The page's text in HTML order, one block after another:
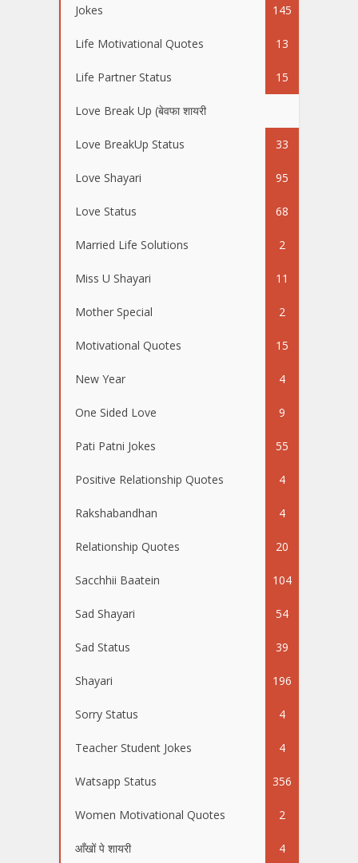
Jokes 145
Life Motivational Quotes 13
Life Partner Status 15
Love Break Up (बेवफा शायरी
Love BreakUp Status 33
Love Shayari 95
Love Status 68
Married Life Solutions 2
Miss U Shayari 11
Mother Special 2
Motivational Quotes 15
New Year 4
One Sided Love 9
Pati Patni Jokes 55
Positive Relationship Quotes 4
Rakshabandhan 4
Relationship Quotes 20
Sacchhii Baatein 104
Sad Shayari 54
Sad Status 39
Shayari 196
Sorry Status 4
Teacher Student Jokes 4
Watsapp Status 356
Women Motivational Quotes 2
आँखों पे शायरी 4